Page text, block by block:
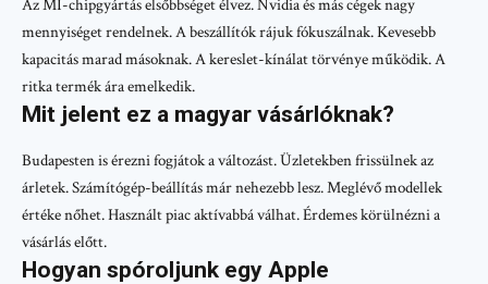
Az MI-chipgyártás elsőbbséget élvez. Nvidia és más cégek nagy
mennyiséget rendelnek. A beszállítók rájuk fókuszálnak. Kevesebb
kapacitás marad másoknak. A kereslet-kínálat törvénye működik. A
ritka termék ára emelkedik.
Mit jelent ez a magyar vásárlóknak?
Budapesten is érezni fogjátok a változást. Üzletekben frissülnek az
árletek. Számítógép-beállítás már nehezebb lesz. Meglévő modellek
értéke nőhet. Használt piac aktívabbá válhat. Érdemes körülnézni a
vásárlás előtt.
Hogyan spóroljunk egy Apple